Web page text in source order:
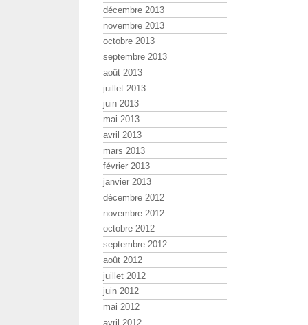
décembre 2013
novembre 2013
octobre 2013
septembre 2013
août 2013
juillet 2013
juin 2013
mai 2013
avril 2013
mars 2013
février 2013
janvier 2013
décembre 2012
novembre 2012
octobre 2012
septembre 2012
août 2012
juillet 2012
juin 2012
mai 2012
avril 2012